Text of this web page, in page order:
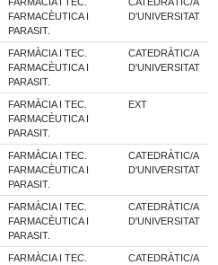
FARMÀCIA I TEC.
FARMACÈUTICA I
PARASIT.
CATEDRÀTIC/A
D'UNIVERSITAT
FARMÀCIA I TEC.
FARMACÈUTICA I
PARASIT.
CATEDRÀTIC/A
D'UNIVERSITAT
FARMÀCIA I TEC.
FARMACÈUTICA I
PARASIT.
EXT
FARMÀCIA I TEC.
FARMACÈUTICA I
PARASIT.
CATEDRÀTIC/A
D'UNIVERSITAT
FARMÀCIA I TEC.
FARMACÈUTICA I
PARASIT.
CATEDRÀTIC/A
D'UNIVERSITAT
FARMÀCIA I TEC.
CATEDRÀTIC/A